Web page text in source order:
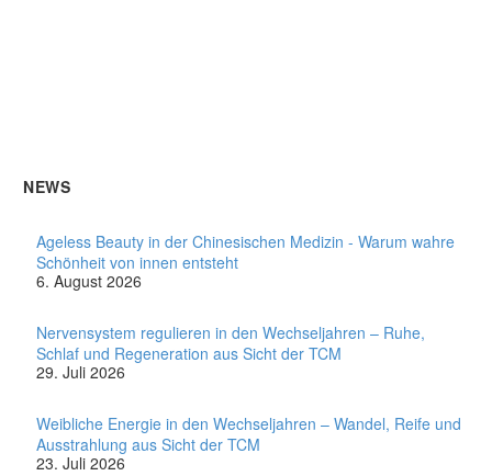
NEWS
Ageless Beauty in der Chinesischen Medizin - Warum wahre
Schönheit von innen entsteht
6. August 2026
Nervensystem regulieren in den Wechseljahren – Ruhe,
Schlaf und Regeneration aus Sicht der TCM
29. Juli 2026
Weibliche Energie in den Wechseljahren – Wandel, Reife und
Ausstrahlung aus Sicht der TCM
23. Juli 2026